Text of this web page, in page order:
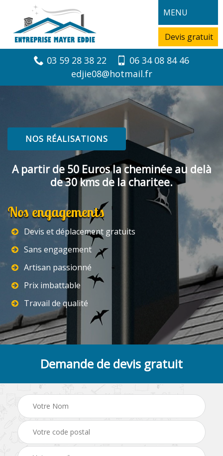
MENU
Devis gratuit
03 59 28 38 22
06 34 08 84 46
edjie08@hotmail.fr
NOS RÉALISATIONS
A partir de 50 Euros la cheminée au delà
de 30 kms de la charitee.
Nos engagements
Devis et déplacement gratuits
Sans engagement
Artisan passionné
Prix imbattable
Travail de qualité
Demande de devis gratuit